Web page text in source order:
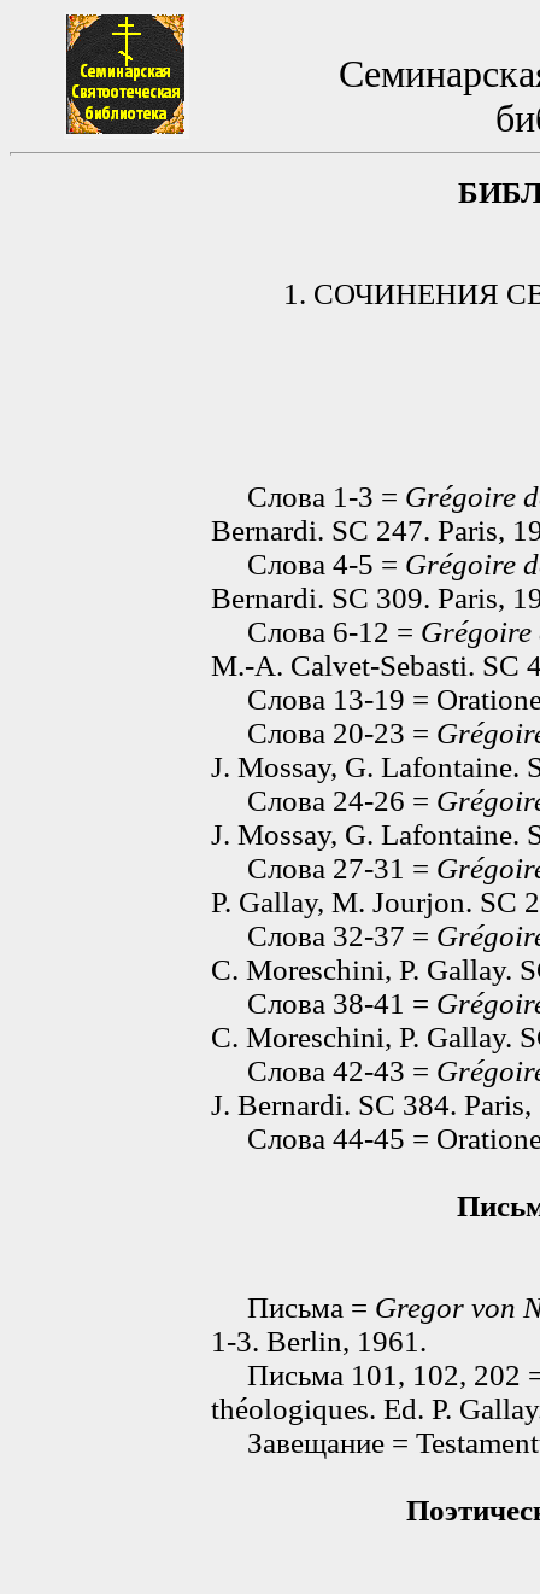
1. СОЧИНЕНИЯ
Слова 1-3 = Grégoire
Bernardi. SC 247. Paris,
Слова 4-5 = Grégoire
Bernardi. SC 309. Paris,
Слова 6-12 = Grégoire
M.-A. Calvet-Sebasti. SC
Слова 13-19 =
Слова 20-23 =
J. Mossay, G. Lafontaine.
Слова 24-26 =
J. Mossay, G. Lafontaine.
Слова 27-31 =
P. Gallay, M. Jourjon. SC
Слова 32-37 =
C. Moreschini, P. Gallay.
Слова 38-41 =
C. Moreschini, P. Gallay.
Слова 42-43 =
J. Bernardi. SC 384.
Слова 44-45 =
Письма = Gregor von
1-3. Berlin, 1961.
Письма 101, 102, 202
théologiques. Ed. P.
Завещание =